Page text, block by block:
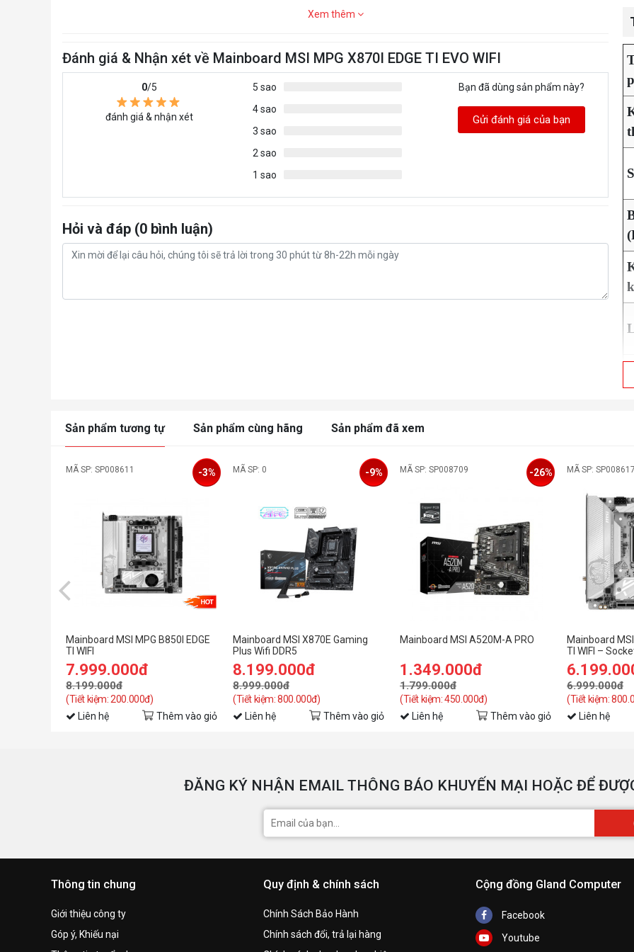
Xem thêm
Đánh giá & Nhận xét về Mainboard MSI MPG X870I EDGE TI EVO WIFI
0/5
đánh giá & nhận xét
5 sao
4 sao
3 sao
2 sao
1 sao
Bạn đã dùng sản phẩm này?
Gửi đánh giá của bạn
Hỏi và đáp (0 bình luận)
Sản phẩm tương tự Sản phẩm cùng hãng Sản phẩm đã xem
MÃ SP: SP008611
Mainboard MSI MPG B850I EDGE
TI WIFI
7.999.000đ
8.199.000đ
(Tiết kiệm: 200.000đ)
-3%
Liên hệ Thêm vào giỏ
MÃ SP: 0
Mainboard MSI X870E Gaming
Plus Wifi DDR5
8.199.000đ
8.999.000đ
(Tiết kiệm: 800.000đ)
-9%
Liên hệ Thêm vào giỏ
MÃ SP: SP008709
Mainboard MSI A520M-A PRO
1.349.000đ
1.799.000đ
(Tiết kiệm: 450.000đ)
-26%
Liên hệ Thêm vào giỏ
MÃ SP: SP008617
Mainboard
TI WIFI –
6.999.000đ
(Tiết kiệm:
Liên hệ
ĐĂNG KÝ NHẬN EMAIL THÔNG BÁO KHUYẾN MẠI HOẶC ĐỂ
Thông tin chung
Giới thiệu công ty
Góp ý, Khiếu nại
Quy định & chính sách
Chính Sách Bảo Hành
Chính sách đổi, trả lại hàng
Cộng đồng Gland Computer
Facebook
Youtube